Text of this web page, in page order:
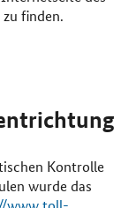
finden.
Kontrolle
wurde das